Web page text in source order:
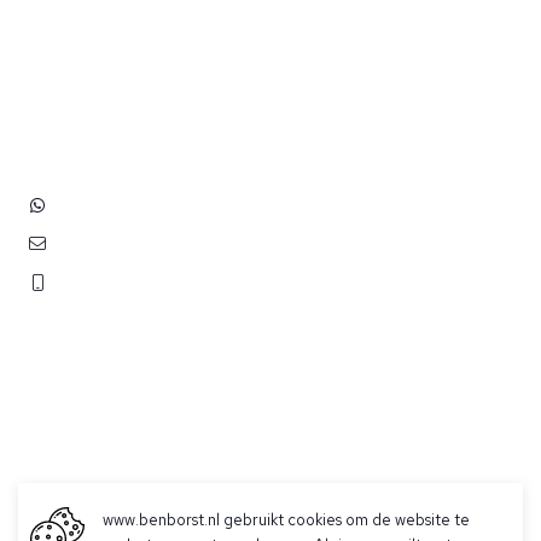
www.benborst.nl gebruikt cookies om de website te